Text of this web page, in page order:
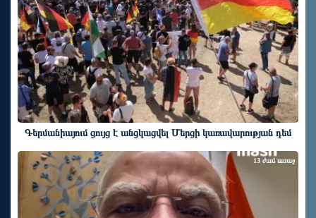
Գերմանիայում ցույց է անցկացվել Մերցի կառավարության դեմ
13 ժամ առաջ